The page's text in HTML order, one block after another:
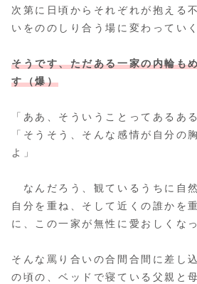
次第に日頃からそれぞれが抱える
いをののしり合う場に変わっていく
そうです、ただある一家の内輪も
す（爆）
「ああ、そういうことってあるある
「そうそう、そんな感情が自分の
よ」
なんだろう、観ているうちに自
自分を重ね、そして近くの誰かを
に、この一家が無性に愛おしくな
そんな罵り合いの合間合間に差し
の頃の、ベッドで寝ている父親と